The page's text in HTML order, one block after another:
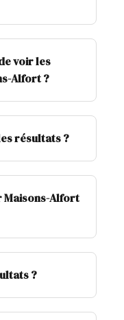
voir les
Alfort ?
résultats ?
Maisons-Alfort
?